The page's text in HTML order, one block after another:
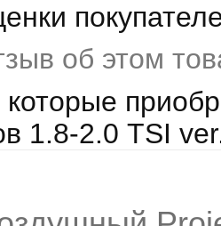
об этом
которые
1.8-2.0 TSI